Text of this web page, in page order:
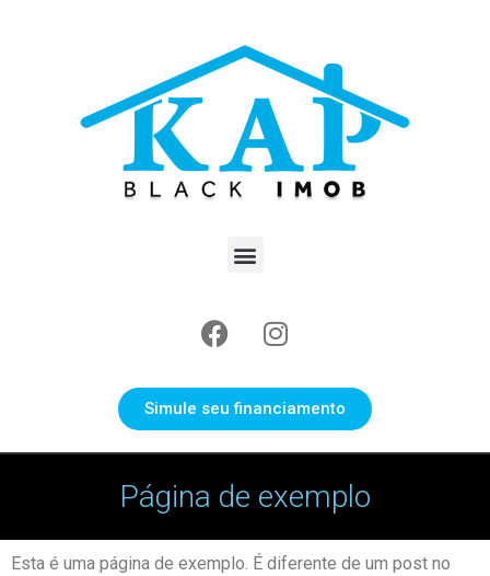
Simule seu financiamento
Página de exemplo
Esta é uma página de exemplo. É diferente de um post no